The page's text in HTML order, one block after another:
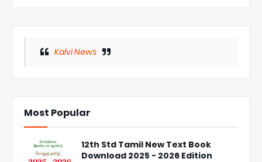
Kalvi News
Most Popular
12th Std Tamil New Text Book
Download 2025 - 2026 Edition